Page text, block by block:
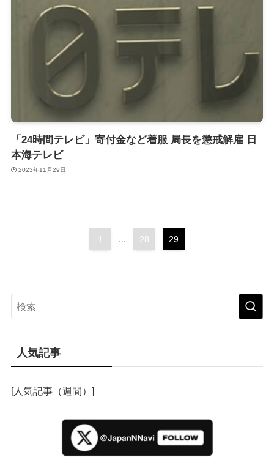
「24時間テレビ」寄付金など着服 局長を懲戒解雇 日
本海テレビ
2023年11月29日
1 ... 28 29
人気記事
[人気記事（週間）]